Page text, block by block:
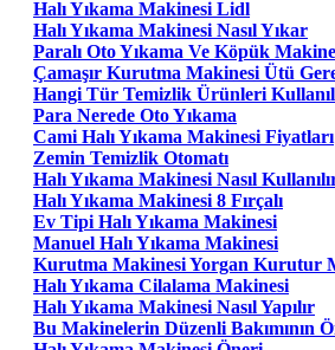
Halı Yıkama Makinesi Lidl
Halı Yıkama Makinesi Nasıl Yıkar
Paralı Oto Yıkama Ve Köpük
Çamaşır Kurutma Makinesi Ütü
Hangi Tür Temizlik Ürünleri
Para Nerede Oto Yıkama
Cami Halı Yıkama Makinesi Fiyatları
Zemin Temizlik Otomatı
Halı Yıkama Makinesi Nasıl
Halı Yıkama Makinesi 8 Fırçalı
Ev Tipi Halı Yıkama Makinesi
Manuel Halı Yıkama Makinesi
Kurutma Makinesi Yorgan Kurutur
Halı Yıkama Cilalama Makinesi
Halı Yıkama Makinesi Nasıl Yapılır
Bu Makinelerin Düzenli Bakımının